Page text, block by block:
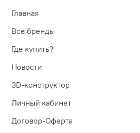
Главная
Все бренды
Где купить?
Новости
3D-конструктор
Личный кабинет
Договор-Оферта